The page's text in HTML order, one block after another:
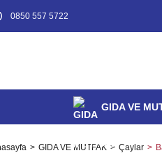
0850 557 5722
GIDA VE
GIDA VE MUTFAK Çaylar